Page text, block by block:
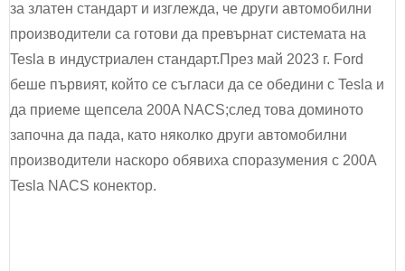
за златен стандарт и изглежда, че други автомобилни
производители са готови да превърнат системата на
Tesla в индустриален стандарт.През май 2023 г. Ford
беше първият, който се съгласи да се обедини с Tesla и
да приеме щепсела 200A NACS;след това доминото
започна да пада, като няколко други автомобилни
производители наскоро обявиха споразумения с 200A
Tesla NACS конектор.